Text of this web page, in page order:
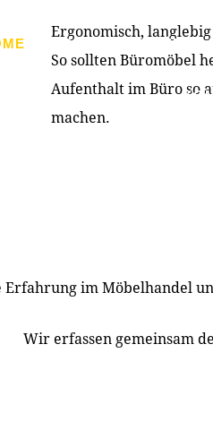
PRODUKTE ÜBER
Ergonomisch,
So sollten Büromöbel
Aufenthalt im Büro so
machen.
im Möbelhandel
Wir erfassen gemeinsam